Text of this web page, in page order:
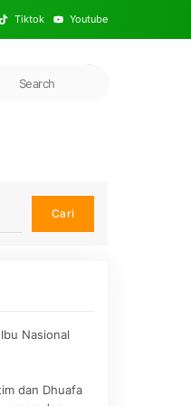
Tiktok Youtube
Cari
Nasional
dan Dhuafa